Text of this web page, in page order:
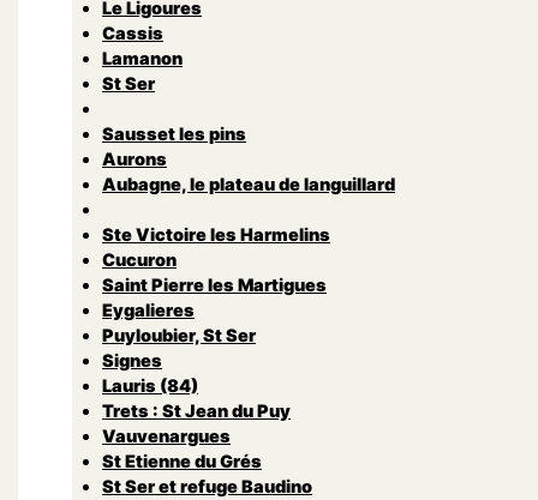
Le Ligoures
Cassis
Lamanon
St Ser
Sausset les pins
Aurons
Aubagne, le plateau de languillard
Ste Victoire les Harmelins
Cucuron
Saint Pierre les Martigues
Eygalieres
Puyloubier, St Ser
Signes
Lauris (84)
Trets : St Jean du Puy
Vauvenargues
St Etienne du Grés
St Ser et refuge Baudino